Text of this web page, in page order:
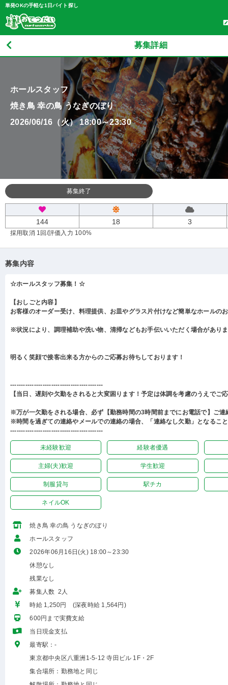
単発OKの手軽な1日バイト探し
募集詳細
ホールスタッフ
焼き鳥 幸の鳥 うなぎのぼり
2026/06/16（火） 18:00～23:30
募集終了
144 18 3
採用取消 1回 /評価入力 100%
募集内容
☆ホールスタッフ募集！☆
【おしごと内容】
お客様のオーダー受け、料理提供、お皿やグラス片付けなど簡単なホールの
※状況により、調理補助や洗い物、清掃などもお手伝いいただく場合があり
明るく笑顔で接客出来る方からのご応募お待ちしております！
-------------------------------------------
【当日、遅刻や欠勤をされると大変困ります！予定は体調を考慮のうえでご
※万が一欠勤をされる場合、必ず【勤務時間の3時間前までにお電話で】ご連
※時間を過ぎての連絡やメールでの連絡の場合、「連絡なし欠勤」となるこ
-------------------------------------------
未経験歓迎 経験者優遇
主婦(夫)歓迎 学生歓迎
制服貸与 駅チカ
ネイルOK
焼き鳥 幸の鳥 うなぎのぼり
ホールスタッフ
2026年06月16日(火) 18:00～23:30
休憩なし
残業なし
募集人数 2人
時給 1,250円 (深夜時給 1,564円)
600円まで実費支給
当日現金支払
最寄駅：-
東京都中央区八重洲1-5-12 寺田ビル 1F・2F
集合場所：勤務地と同じ